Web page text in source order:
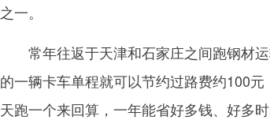
之一。
常年往返于天津和石家庄之间跑钢材运
的一辆卡车单程就可以节约过路费约100
天跑一个来回算，一年能省好多钱、好多